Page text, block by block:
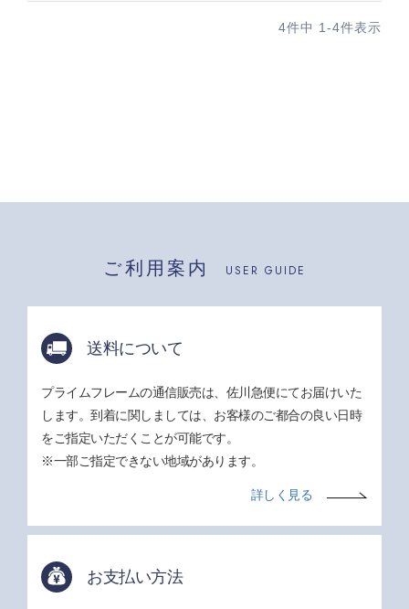
4件中 1 -4件表示
ご利用案内 USER GUIDE
送料について
プライムフレームの通信販売は、佐川急便にてお届けいた
します。到着に関しましては、お客様のご都合の良い日時
をご指定いただくことが可能です。
※一部ご指定できない地域があります。
詳しく見る
お支払い方法